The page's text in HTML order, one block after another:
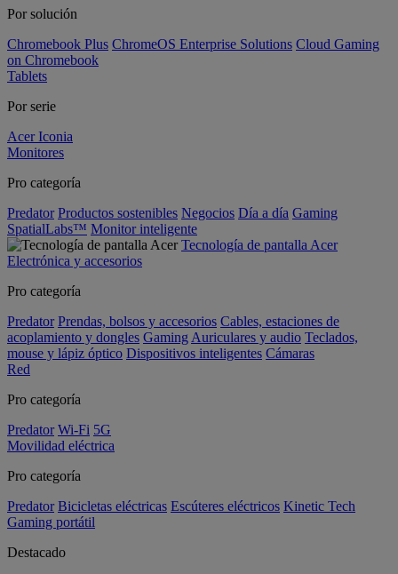
Por solución
Chromebook Plus ChromeOS Enterprise Solutions Cloud Gaming
on Chromebook
Tablets
Por serie
Acer Iconia
Monitores
Pro categoría
Predator Productos sostenibles Negocios Día a día Gaming
SpatialLabs™ Monitor inteligente
Tecnología de pantalla Acer
Electrónica y accesorios
Pro categoría
Predator Prendas, bolsos y accesorios Cables, estaciones de
acoplamiento y dongles Gaming Auriculares y audio Teclados,
mouse y lápiz óptico Dispositivos inteligentes Cámaras
Red
Pro categoría
Predator Wi-Fi 5G
Movilidad eléctrica
Pro categoría
Predator Bicicletas eléctricas Escúteres eléctricos Kinetic Tech
Gaming portátil
Destacado